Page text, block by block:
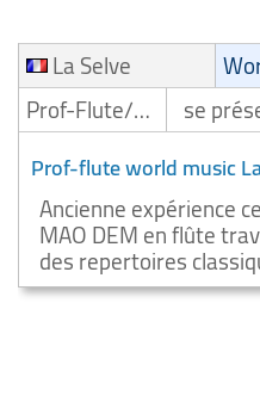
La Selve
Prof-Flute/Cours-de-Flute
se
Prof-flute world music
Ancienne expérience
MAO DEM en flûte
des repertoires